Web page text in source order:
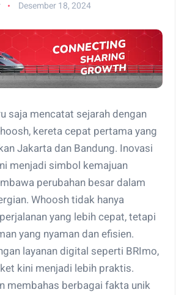
Desember 18, 2024
saja mencatat sejarah dengan
kereta cepat pertama yang
Jakarta dan Bandung. Inovasi
menjadi simbol kemajuan
perubahan besar dalam
Whoosh tidak hanya
yang lebih cepat, tetapi
yang nyaman dan efisien.
layanan digital seperti BRImo,
kini menjadi lebih praktis.
membahas berbagai fakta unik